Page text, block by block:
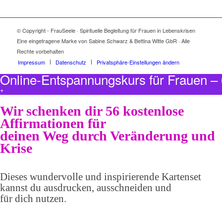
© Copyright - FrauSeele · Spirituelle Begleitung für Frauen in Lebenskrisen
Eine eingetragene Marke von Sabine Schwarz & Bettina Witte GbR · Alle
Rechte vorbehalten
Impressum
Datenschutz Privatsphäre-Einstellungen ändern
Online-Entspannungskurs für Frauen
+
Wir schenken dir 56 kostenlose
Affirmationen für
deinen Weg durch Veränderung und
Krise
Dieses wundervolle und inspirierende Kartenset
kannst du ausdrucken, ausschneiden und
für dich nutzen.